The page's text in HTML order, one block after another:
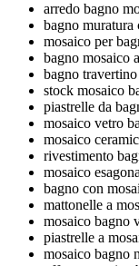
arredo bagno
bagno muratura
mosaico per
bagno mosaico
bagno
stock mosaico
piastrelle da
mosaico vetro
mosaico
rivestimento
mosaico
bagno con
mattonelle a
mosaico bagno
piastrelle a
mosaico bagno